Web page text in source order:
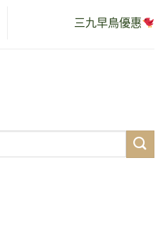
三九早鳥優惠